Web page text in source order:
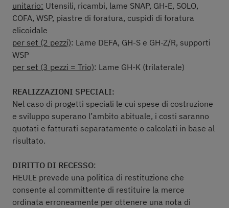
unitario: Utensili, ricambi, lame SNAP, GH-E, SOLO,
COFA, WSP, piastre di foratura, cuspidi di foratura
elicoidale
per set (2 pezzi): Lame DEFA, GH-S e GH-Z/R, supporti
WSP
per set (3 pezzi = Trio): Lame GH-K (trilaterale)
REALIZZAZIONI SPECIALI:
Nel caso di progetti speciali le cui spese di costruzione
e sviluppo superano l’ambito abituale, i costi saranno
quotati e fatturati separatamente o calcolati in base al
risultato.
DIRITTO DI RECESSO:
HEULE prevede una politica di restituzione che
consente al committente di restituire la merce
ordinata erroneamente per ottenere una nota di